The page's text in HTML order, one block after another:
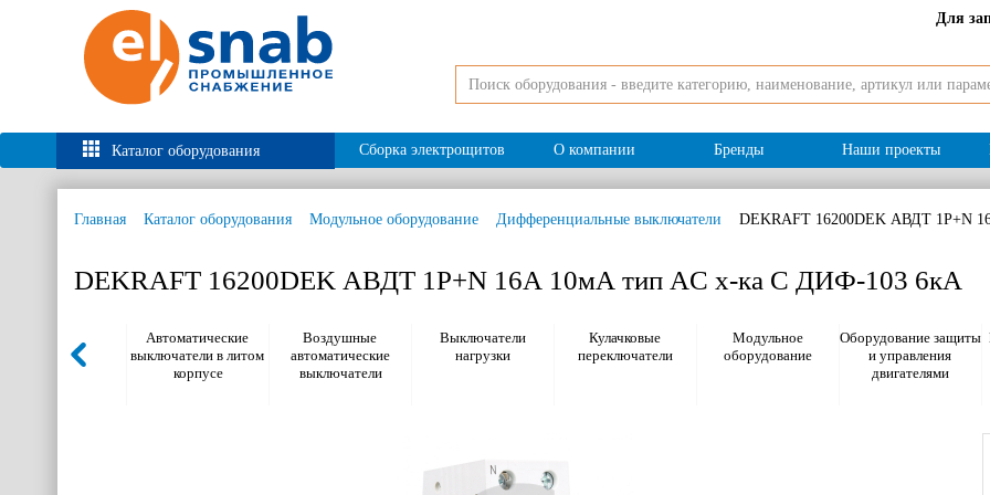
Для
Каталог оборудования Сборка электрощитов О компании Бренды Наши проекты
Главная Каталог оборудования Модульное оборудование Дифференциальные выключатели DEKRAFT 16200DEK АВДТ 1Р+N
DEKRAFT 16200DEK АВДТ 1Р+N 16А 10мА тип AC х-ка С ДИФ-103 6кА
Автоматические
выключатели в литом
корпусе
Воздушные
автоматические
выключатели
Выключатели
нагрузки
Кулачковые
переключатели
Модульное
оборудование
Оборудование защиты
и управления
двигателями